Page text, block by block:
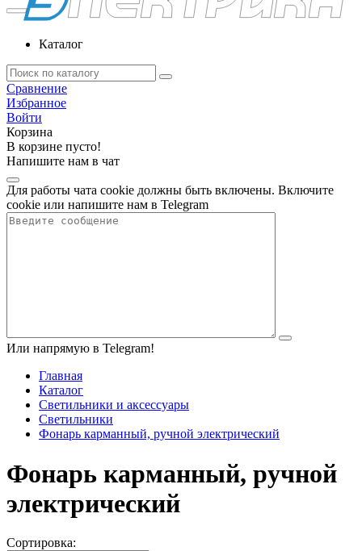
Каталог
Сравнение
Избранное
Войти
Корзина
В корзине пусто!
Напишите нам в чат
Для работы чата cookie должны быть включены. Включите
cookie или напишите нам в Telegram
Или напрямую в Telegram!
Главная
Каталог
Светильники и аксессуары
Светильники
Фонарь карманный, ручной электрический
Фонарь карманный, ручной
электрический
Сортировка: